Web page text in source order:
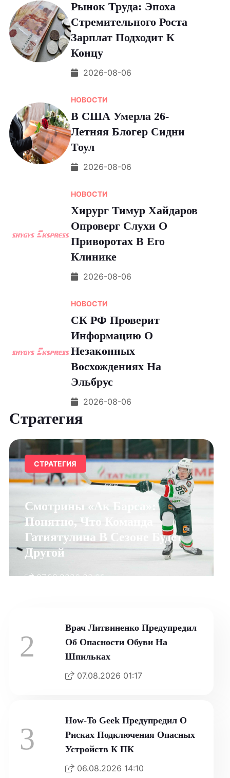
Рынок Труда: Эпоха
Стремительного Роста
Зарплат Подходит К
Концу
2026-08-06
НОВОСТИ
В США Умерла 26-
Летняя Блогер Сидни
Тоул
2026-08-06
НОВОСТИ
Хирург Тимур Хайдаров
Опроверг Слухи О
Приворотах В Его
Клинике
2026-08-06
НОВОСТИ
СК РФ Проверит
Информацию О
Незаконных
Восхождениях На
Эльбрус
2026-08-06
Стратегия
СТРАТЕГИЯ
Смотрины «Ак Барса»:
Понятно, Что Команда
Гатиятулина В Сезоне Будет
Другой
07.08.2026 03:02
2
Врач Литвиненко Предупредил
Об Опасности Обуви На
Шпильках
07.08.2026 01:17
3
How-To Geek Предупредил О
Рисках Подключения Опасных
Устройств К ПК
06.08.2026 14:10